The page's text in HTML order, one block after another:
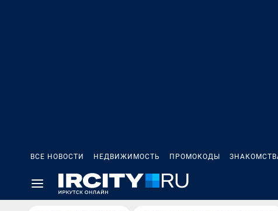
ВСЕ НОВОСТИ НЕДВИЖИМОСТЬ ПРОМОКОДЫ